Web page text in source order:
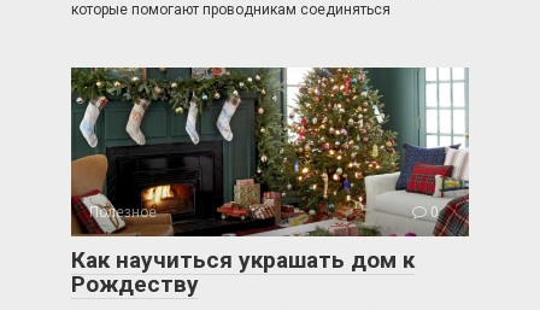
которые помогают проводникам соединяться
Полезное 0
Как научиться украшать дом к
Рождеству